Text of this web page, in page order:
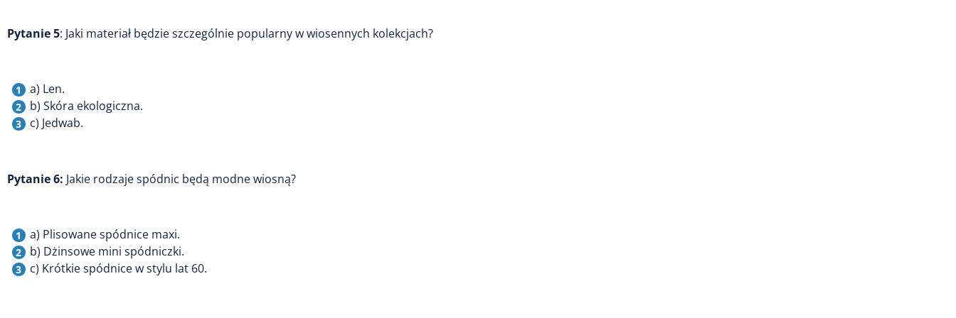
Pytanie 5: Jaki materiał będzie szczególnie popularny w wiosennych kolekcjach?
a) Len.
b) Skóra ekologiczna.
c) Jedwab.
Pytanie 6: Jakie rodzaje spódnic będą modne wiosną?
a) Plisowane spódnice maxi.
b) Dżinsowe mini spódniczki.
c) Krótkie spódnice w stylu lat 60.